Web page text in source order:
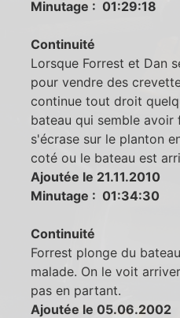
Minutage : 01:29:18
Continuité
Lorsque Forrest et Dan
pour vendre des
continue tout droit
bateau qui semble
s'écrase sur le planton
coté ou le bateau est
Ajoutée le 21.11.2010
Minutage : 01:34:30
Continuité
Forrest plonge du
malade. On le voit
pas en partant.
Ajoutée le 05.06.2002